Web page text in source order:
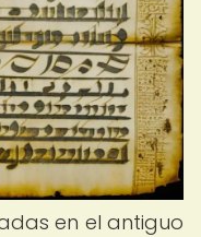
en el antiguo